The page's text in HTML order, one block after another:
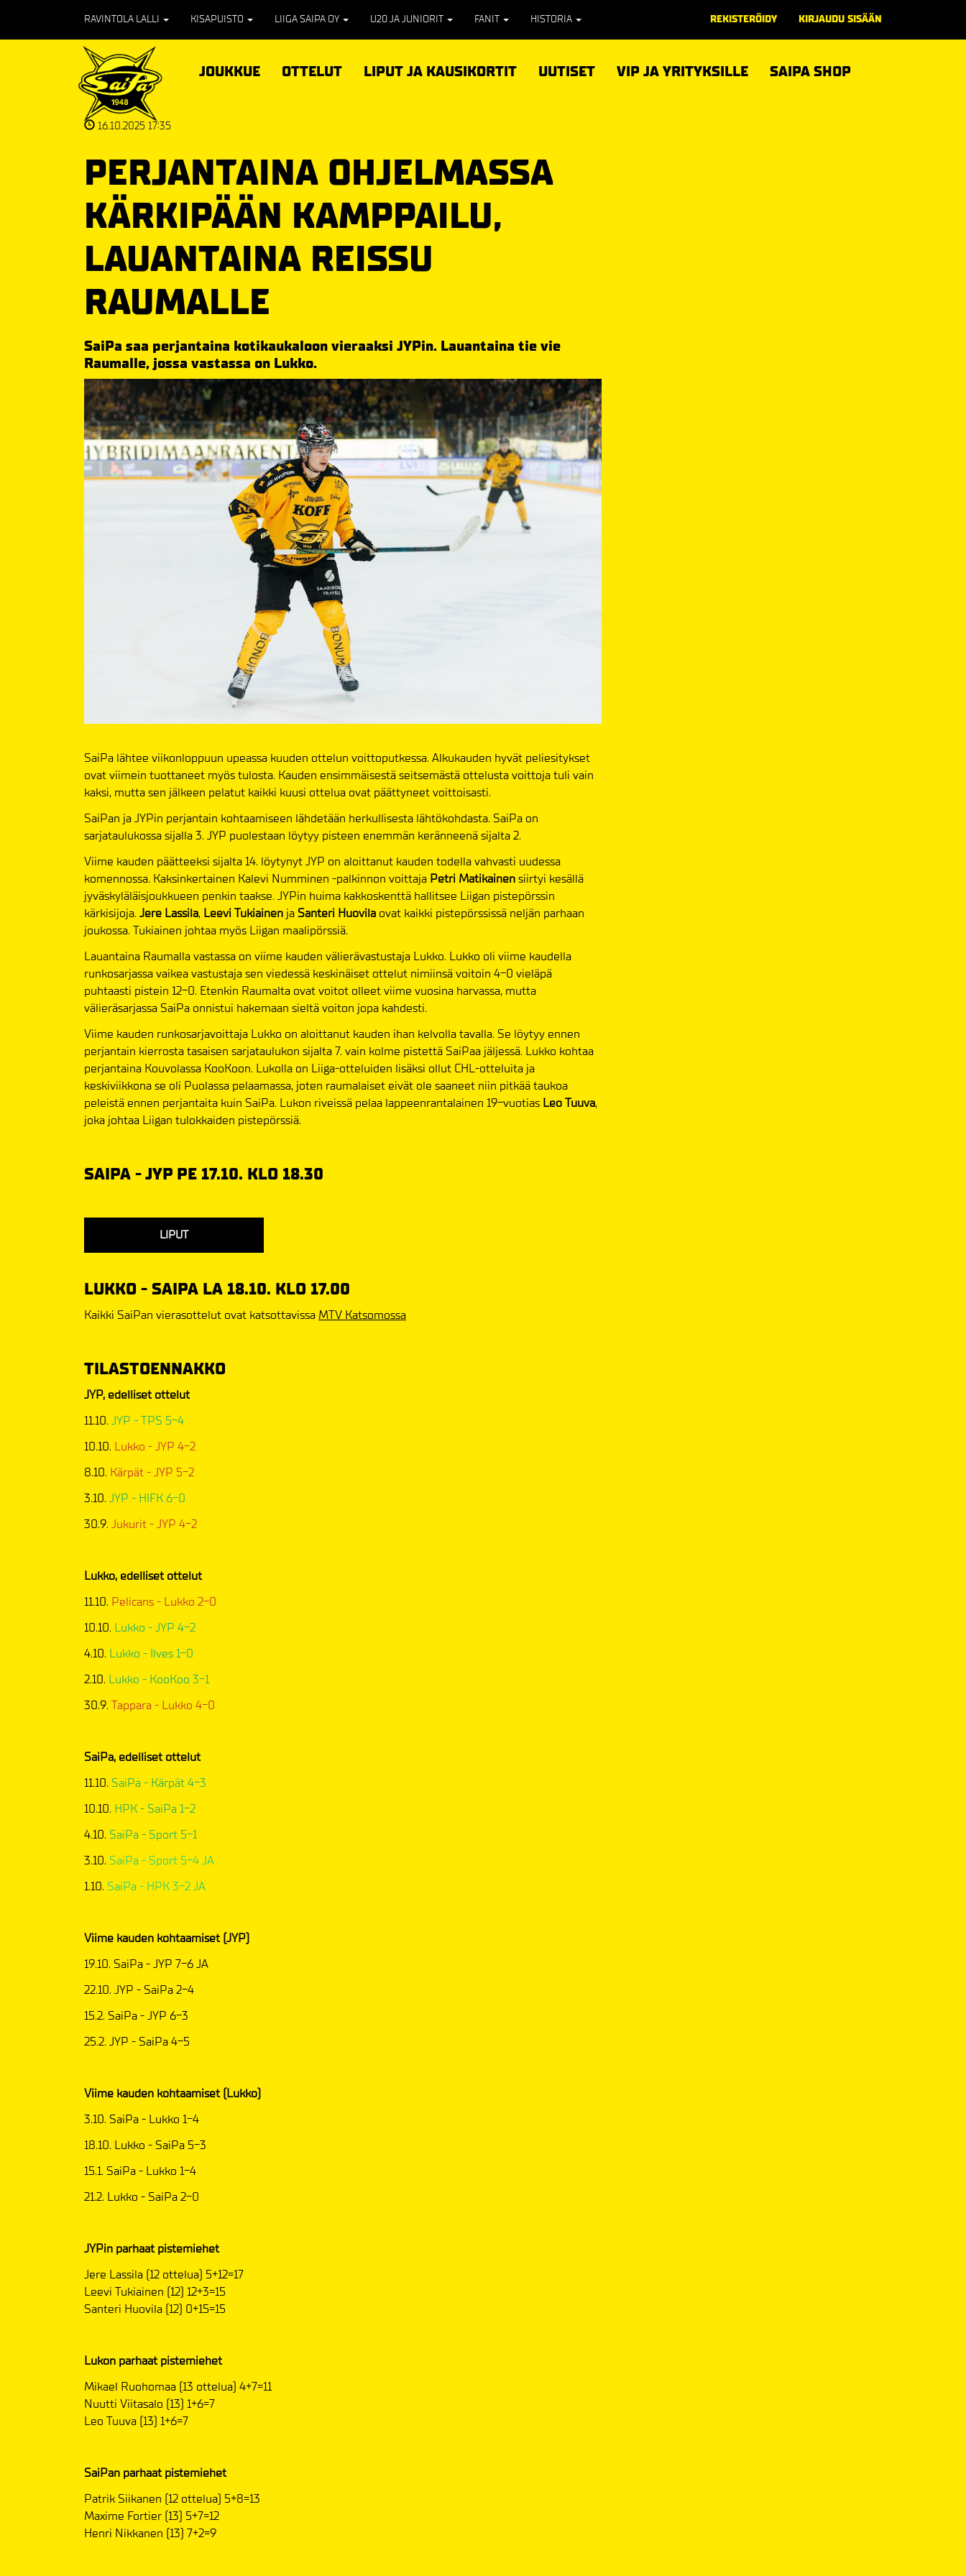
RAVINTOLA LALLI KISAPUISTO LIIGA SAIPA OY U20 JA JUNIORIT FANIT HISTORIA REKISTERÖIDY KIRJAUDU SISÄÄN
JOUKKUE OTTELUT LIPUT JA KAUSIKORTIT UUTISET VIP JA YRITYKSILLE SAIPA SHOP
16.10.2025 17:35
PERJANTAINA OHJELMASSA
KÄRKIPÄÄN KAMPPAILU,
LAUANTAINA REISSU
RAUMALLE
SaiPa saa perjantaina kotikaukaloon vieraaksi JYPin. Lauantaina tie vie
Raumalle, jossa vastassa on Lukko.
SaiPa lähtee viikonloppuun upeassa kuuden ottelun voittoputkessa. Alkukauden hyvät peliesitykset
ovat viimein tuottaneet myös tulosta. Kauden ensimmäisestä seitsemästä ottelusta voittoja tuli vain
kaksi, mutta sen jälkeen pelatut kaikki kuusi ottelua ovat päättyneet voittoisasti.
SaiPan ja JYPin perjantain kohtaamiseen lähdetään herkullisesta lähtökohdasta. SaiPa on
sarjataulukossa sijalla 3. JYP puolestaan löytyy pisteen enemmän keränneenä sijalta 2.
Viime kauden päätteeksi sijalta 14. löytynyt JYP on aloittanut kauden todella vahvasti uudessa
komennossa. Kaksinkertainen Kalevi Numminen -palkinnon voittaja Petri Matikainensiirtyi kesällä
jyväskyläläisjoukkueen penkin taakse. JYPin huima kakkoskenttä hallitsee Liigan pistepörssin
kärkisijoja. Jere Lassila, Leevi Tukiainen ja Santeri Huovila ovat kaikki pistepörssissä neljän parhaan
joukossa. Tukiainen johtaa myös Liigan maalipörssiä.
Lauantaina Raumalla vastassa on viime kauden välierävastustaja Lukko. Lukko oli viime kaudella
runkosarjassa vaikea vastustaja sen viedessä keskinäiset ottelut nimiinsä voitoin 4-0 vieläpä
puhtaasti pistein 12-0. Etenkin Raumalta ovat voitot olleet viime vuosina harvassa, mutta
välieräsarjassa SaiPa onnistui hakemaan sieltä voiton jopa kahdesti.
Viime kauden runkosarjavoittaja Lukko on aloittanut kauden ihan kelvolla tavalla. Se löytyy ennen
perjantain kierrosta tasaisen sarjataulukon sijalta 7. vain kolme pistettä SaiPaa jäljessä. Lukko kohtaa
perjantaina Kouvolassa KooKoon. Lukolla on Liiga-otteluiden lisäksi ollut CHL-otteluita ja
keskiviikkona se oli Puolassa pelaamassa, joten raumalaiset eivät ole saaneet niin pitkää taukoa
peleistä ennen perjantaita kuin SaiPa. Lukon riveissä pelaa lappeenrantalainen 19-vuotias Leo Tuuva,
joka johtaa Liigan tulokkaiden pistepörssiä.
SAIPA - JYP PE 17.10. KLO 18.30
LIPUT
LUKKO - SAIPA LA 18.10. KLO 17.00
Kaikki SaiPan vierasottelut ovat katsottavissa MTV Katsomossa
TILASTOENNAKKO
JYP, edelliset ottelut
11.10. JYP - TPS 5-4
10.10. Lukko - JYP 4-2
8.10. Kärpät - JYP 5-2
3.10. JYP - HIFK 6-0
30.9. Jukurit - JYP 4-2
Lukko, edelliset ottelut
11.10. Pelicans - Lukko 2-0
10.10. Lukko - JYP 4-2
4.10. Lukko - Ilves 1-0
2.10. Lukko - KooKoo 3-1
30.9. Tappara - Lukko 4-0
SaiPa, edelliset ottelut
11.10. SaiPa - Kärpät 4-3
10.10. HPK - SaiPa 1-2
4.10. SaiPa - Sport 5-1
3.10. SaiPa - Sport 5-4 JA
1.10. SaiPa - HPK 3-2 JA
Viime kauden kohtaamiset (JYP)
19.10. SaiPa - JYP 7-6 JA
22.10. JYP - SaiPa 2-4
15.2. SaiPa - JYP 6-3
25.2. JYP - SaiPa 4-5
Viime kauden kohtaamiset (Lukko)
3.10. SaiPa - Lukko 1-4
18.10. Lukko - SaiPa 5-3
15.1. SaiPa - Lukko 1-4
21.2. Lukko - SaiPa 2-0
JYPin parhaat pistemiehet
Jere Lassila (12 ottelua) 5+12=17
Leevi Tukiainen (12) 12+3=15
Santeri Huovila (12) 0+15=15
Lukon parhaat pistemiehet
Mikael Ruohomaa (13 ottelua) 4+7=11
Nuutti Viitasalo (13) 1+6=7
Leo Tuuva (13) 1+6=7
SaiPan parhaat pistemiehet
Patrik Siikanen (12 ottelua) 5+8=13
Maxime Fortier (13) 5+7=12
Henri Nikkanen (13) 7+2=9